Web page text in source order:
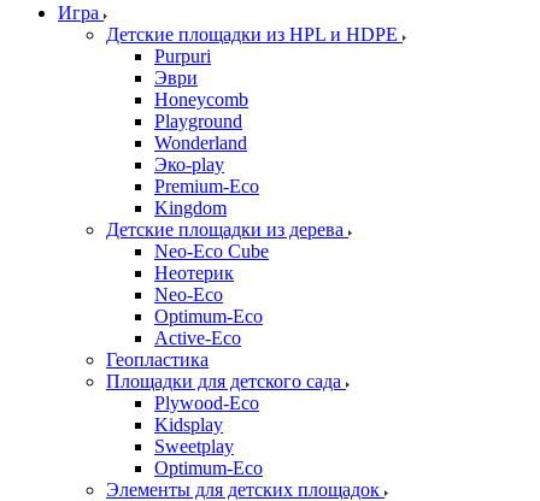
Игра
Детские площадки из HPL и HDPE
Purpuri
Эври
Honeycomb
Playground
Wonderland
Эко-play
Premium-Eco
Kingdom
Детские площадки из дерева
Neo-Eco Cube
Неотерик
Neo-Eco
Оptimum-Еco
Active-Eco
Геопластика
Площадки для детского сада
Plywood-Eco
Kidsplay
Sweetplay
Оptimum-Еco
Элементы для детских площадок